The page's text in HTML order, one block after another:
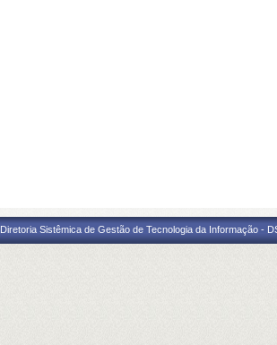
Diretoria Sistêmica de Gestão de Tecnologia da Informação -